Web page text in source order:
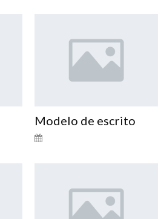
Modelo de escrito